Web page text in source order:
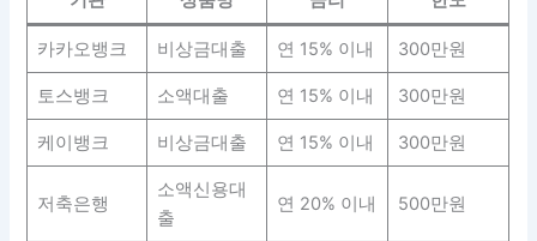
카카오뱅크 비상금대출 연 15% 이내 300만원
토스뱅크 소액대출 연 15% 이내 300만원
케이뱅크 비상금대출 연 15% 이내 300만원
저축은행
소액신용대
출
연 20% 이내 500만원